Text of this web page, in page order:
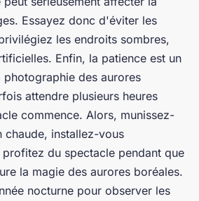
Essayez donc d'éviter les
les endroits sombres,
Enfin, la patience est un
photographie des aurores
attendre plusieurs heures
commence. Alors, munissez-
chaude, installez-vous
du spectacle pendant que
la magie des aurores boréales.
nocturne pour observer les